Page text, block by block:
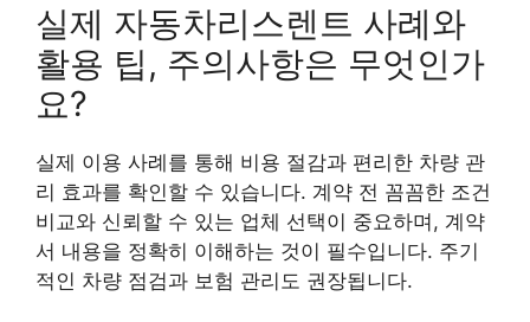
실제 자동차리스렌트 사례와
활용 팁, 주의사항은 무엇인가
요?
실제 이용 사례를 통해 비용 절감과 편리한 차량 관
리 효과를 확인할 수 있습니다. 계약 전 꼼꼼한 조건
비교와 신뢰할 수 있는 업체 선택이 중요하며, 계약
서 내용을 정확히 이해하는 것이 필수입니다. 주기
적인 차량 점검과 보험 관리도 권장됩니다.